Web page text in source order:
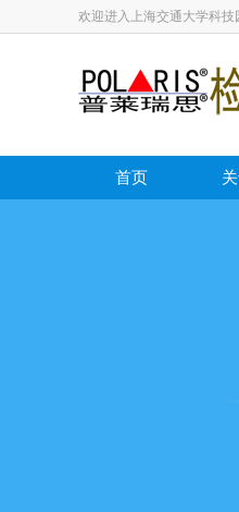
欢迎进入上海交通大学科
首页